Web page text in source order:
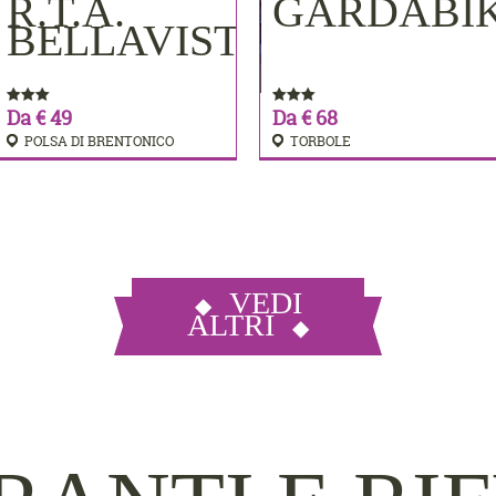
R.T.A.
BELLAVISTA
Da € 49
POLSA DI BRENTONICO
PRENOTA
Da € 68
TORBOLE
PRENOTA
VEDI
ALTRI